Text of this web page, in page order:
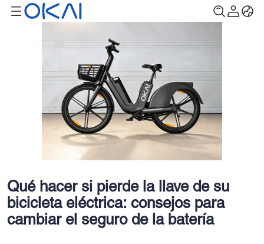
Qué hacer si pierde la llave de su
bicicleta eléctrica: consejos para
cambiar el seguro de la batería